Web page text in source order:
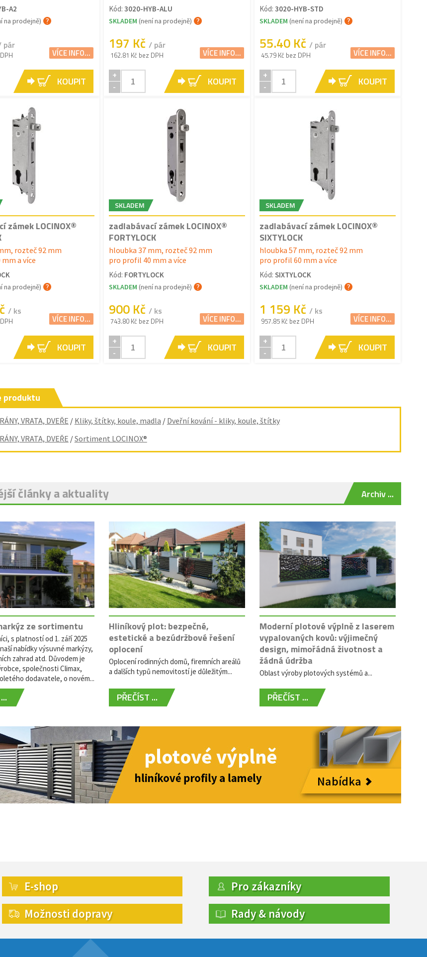
A2
na prodejně)
pár
VÍCE INFO...
KOUPIT
Kód: 3020-HYB-ALU
SKLADEM (není na prodejně)
197 Kč / pár
162.81 Kč bez DPH VÍCE INFO...
+
-
KOUPIT
Kód: 3020-HYB-STD
SKLADEM (není na prodejně)
55.40 Kč / pár
45.79 Kč bez DPH VÍCE INFO...
+
-
KOUPIT
zámek LOCINOX®
rozteč 92 mm
a více
na prodejně)
/ ks
VÍCE INFO...
KOUPIT
SKLADEM
zadlabávací zámek LOCINOX®
FORTYLOCK
hloubka 37 mm, rozteč 92 mm
pro profil 40 mm a více
Kód: FORTYLOCK
SKLADEM (není na prodejně)
900 Kč / ks
743.80 Kč bez DPH VÍCE INFO...
+
-
KOUPIT
SKLADEM
zadlabávací zámek LOCINOX®
SIXTYLOCK
hloubka 57 mm, rozteč 92 mm
pro profil 60 mm a více
Kód: SIXTYLOCK
SKLADEM (není na prodejně)
1 159 Kč / ks
957.85 Kč bez DPH VÍCE INFO...
+
-
KOUPIT
produktu
VRATA, DVEŘE / Kliky, štítky, koule, madla / Dveřní kování - kliky, koule, štítky
VRATA, DVEŘE /Sortiment LOCINOX®
články a aktuality
ze sortimentu
s platností od 1. září 2025
nabídky výsuvné markýzy,
zahrad atd. Důvodem je
společnosti Climax,
dodavatele, o novém...
Hliníkový plot: bezpečné,
estetické a bezúdržbové řešení
oplocení
Oplocení rodinných domů, firemních areálů
a dalších typů nemovitostí je důležitým...
PŘEČÍST ...
Moderní plotové výplně z laserem
vypalovaných kovů: výjimečný
design, mimořádná životnost a
žádná údržba
Oblast výroby plotových systémů a...
PŘEČÍST ...
Archiv ...
E-shop
Možnosti dopravy
Pro zákazníky
Rady & návody